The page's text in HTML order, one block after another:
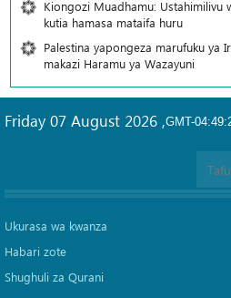
Kiongozi Muadhamu: Ustahimilivu
kutia hamasa mataifa huru
Palestina yapongeza marufuku ya
makazi Haramu ya Wazayuni
GMT-
Friday 07 August 2026 ,
Ukurasa wa kwanza
Habari zote
Shughuli za Qurani